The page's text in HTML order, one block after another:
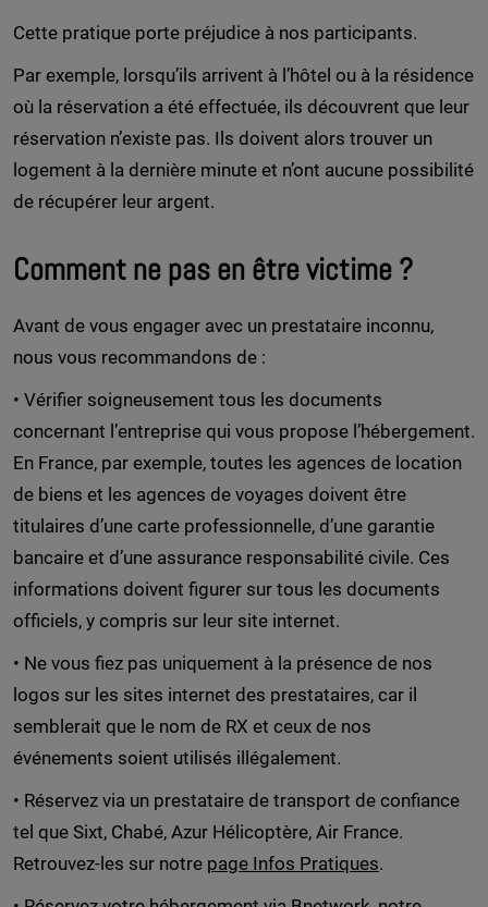
Cette pratique porte préjudice à nos participants.
Par exemple, lorsqu’ils arrivent à l’hôtel ou à la résidence
où la réservation a été effectuée, ils découvrent que leur
réservation n’existe pas. Ils doivent alors trouver un
logement à la dernière minute et n’ont aucune possibilité
de récupérer leur argent.
Comment ne pas en être victime ?
Avant de vous engager avec un prestataire inconnu,
nous vous recommandons de :
• Vérifier soigneusement tous les documents
concernant l’entreprise qui vous propose l’hébergement.
En France, par exemple, toutes les agences de location
de biens et les agences de voyages doivent être
titulaires d’une carte professionnelle, d’une garantie
bancaire et d’une assurance responsabilité civile. Ces
informations doivent figurer sur tous les documents
officiels, y compris sur leur site internet.
• Ne vous fiez pas uniquement à la présence de nos
logos sur les sites internet des prestataires, car il
semblerait que le nom de RX et ceux de nos
événements soient utilisés illégalement.
• Réservez via un prestataire de transport de confiance
tel que Sixt, Chabé, Azur Hélicoptère, Air France.
Retrouvez-les sur notre page Infos Pratiques.